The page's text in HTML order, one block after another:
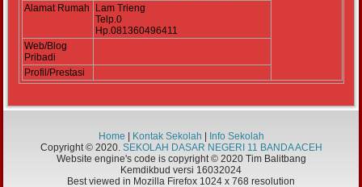
Alamat Rumah
Lam Trieng
Telp.0
Hp.081360496411
Web/Blog
Pribadi
Profil/Prestasi
Home Kontak Sekolah
Info Sekolah
Copyright © 2020. SEKOLAH DASAR NEGERI 11 BANDA ACEH
Website engine's code is copyright © 2020 Tim Balitbang
Kemdikbud versi 16032024
Best viewed in Mozilla Firefox 1024 x 768 resolution